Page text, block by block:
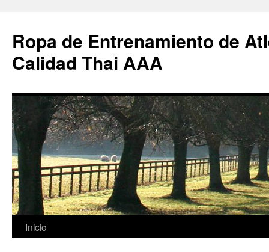
Ropa de Entrenamiento de
Calidad Thai AAA
Saltar
Inicio